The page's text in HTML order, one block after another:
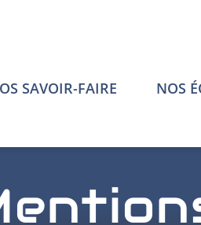
SAVOIR-FAIRE NOS